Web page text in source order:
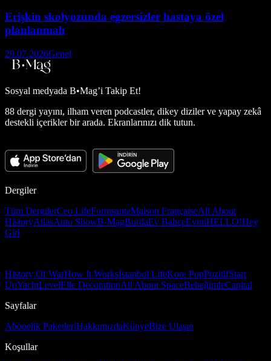
Erişkin skolyozunda egzersizler hastaya özel
planlanmalı
29.07.2026Genel
Sosyal medyada B•Mag’i Takip Et!
88 dergi yayını, ilham veren podcastler, dikey diziler ve yapay zekâ
destekli içerikler bir arada. Ekranlarınızı dik tutun.
Dergiler
Tüm DergilerCeo LifeFormsanteMaison FrançaiseAll About
HistoryAtlasAuto ShowB-MagBurdaEv BahçeEvimHELLO!Hey
Girl
History Of WarHow It Worksİstanbul LifeKore PopPozitifStart
UpYachtLevelElle DecorationAll About SpaceBebeğimleCapital
Sayfalar
Abonelik PaketleriHakkımızdaKünyeBize Ulaşın
Koşullar